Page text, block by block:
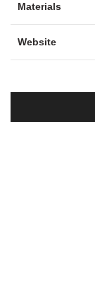
Materials
Website